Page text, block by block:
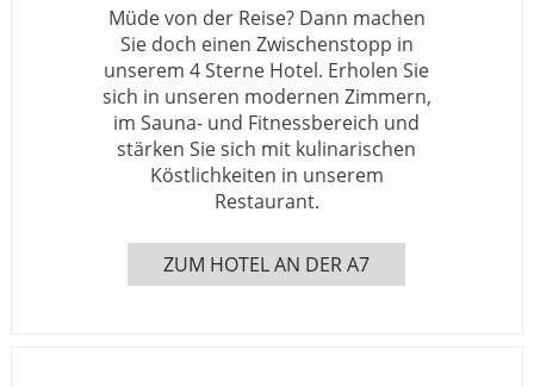
Müde von der Reise? Dann machen
Sie doch einen Zwischenstopp in
unserem 4 Sterne Hotel. Erholen Sie
sich in unseren modernen Zimmern,
im Sauna- und Fitnessbereich und
stärken Sie sich mit kulinarischen
Köstlichkeiten in unserem
Restaurant.
ZUM HOTEL AN DER A7